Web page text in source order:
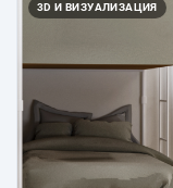
3D И ВИЗУАЛИЗАЦИЯ